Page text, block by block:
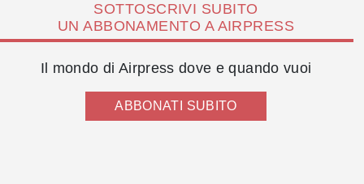
SOTTOSCRIVI SUBITO
UN ABBONAMENTO A AIRPRESS
Il mondo di Airpress dove e quando vuoi
ABBONATI SUBITO